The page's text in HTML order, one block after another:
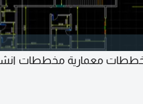
معمارية مخططات